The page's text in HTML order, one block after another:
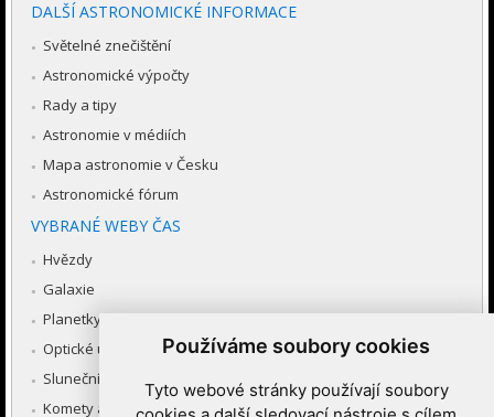
Používáme soubory cookies
Tyto webové stránky používají soubory
DALŠÍ ASTRONOMICKÉ INFORMACE
Světelné znečištění
Astronomické výpočty
Rady a tipy
Astronomie v médiích
Mapa astronomie v Česku
Astronomické fórum
VYBRANÉ WEBY ČAS
Hvězdy
Galaxie
Planetky
Optické úkazy v atmosféře
Sluneční soustava
Komety a meteory